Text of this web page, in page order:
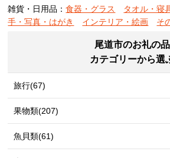
雑貨・日用品：食器・グラス タオル・寝
手・写真・はがき
インテリア・絵画 そ
尾道市のお礼の品
カテゴリーから選
旅行(67)
果物類(207)
魚貝類(61)